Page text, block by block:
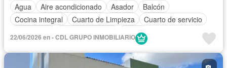
Agua
Aire acondicionado Asador
Balcón
Cocina integral
Cuarto de Limpieza
Cuarto de servicio
Jardín
Vista panorámica
Zonas verdes
22/06/2026 en - CDL GRUPO INMOBILIARIO